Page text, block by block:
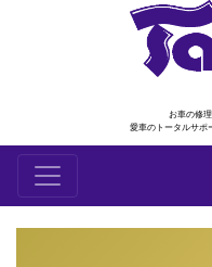
お車の修
愛車のトータルサポ